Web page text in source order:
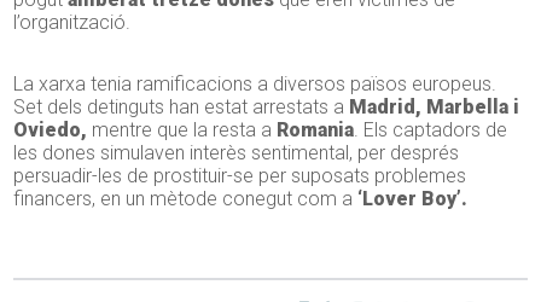
l’organització.
La xarxa tenia ramificacions a diversos països europeus.
Set dels detinguts han estat arrestats a Madrid, Marbella i
Oviedo, mentre que la resta a Romania. Els captadors de
les dones simulaven interès sentimental, per després
persuadir-les de prostituir-se per suposats problemes
financers, en un mètode conegut com a ‘Lover Boy’.